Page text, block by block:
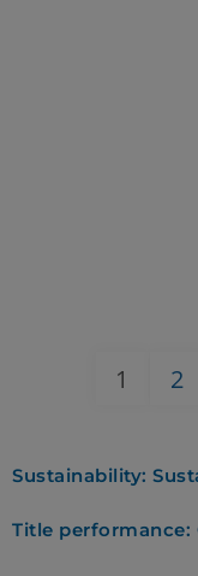
1 2
Sustainability:
Title performance:
GESTISCI I